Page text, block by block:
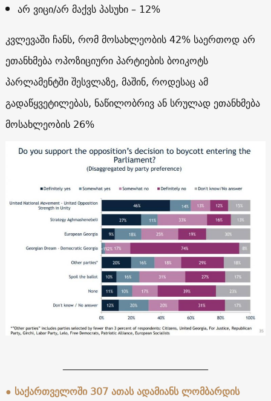
არ ვიცი/არ მაქვს პასუხი – 12%
კვლევაში ჩანს, რომ მოსახლეობის 42% საერთოდ არ
ეთანხმება ოპოზიციური პარტიების ბოიკოტს
პარლამენტში შესვლაზე, მაშინ, როდესაც ამ
გადაწყვეტილებას, ნაწილობრივ ან სრულად ეთანხმება
მოსახლეობის 26%
● საქართველოში 307 ათას ადამიანს ლომბარდის